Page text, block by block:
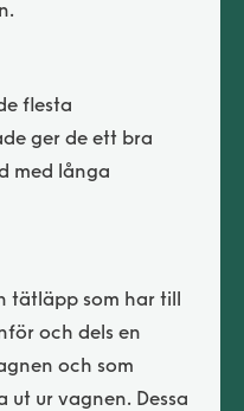
flesta
ger de ett bra
med långa
tätläpp som har till
och dels en
och som
ur vagnen. Dessa